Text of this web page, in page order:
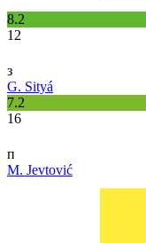
8.2
12
з
G. Sityá
7.2
16
п
M. Jevtović